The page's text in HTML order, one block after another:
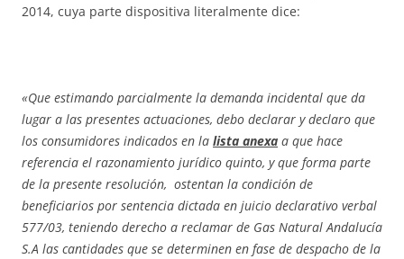
2014, cuya parte dispositiva literalmente dice:
«Que estimando parcialmente la demanda incidental que da
lugar a las presentes actuaciones, debo declarar y declaro que
los consumidores indicados en la lista anexa a que hace
referencia el razonamiento jurídico quinto, y que forma parte
de la presente resolución, ostentan la condición de
beneficiarios por sentencia dictada en juicio declarativo verbal
577/03, teniendo derecho a reclamar de Gas Natural Andalucía
S.A las cantidades que se determinen en fase de despacho de la